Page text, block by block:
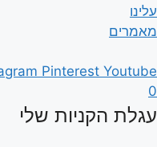
עלינו
מאמרים
Pinterest Youtube
0
עגלת הקניות שלי